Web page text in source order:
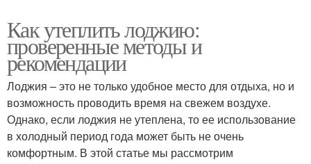
Как утеплить лоджию:
проверенные методы и
рекомендации
Лоджия – это не только удобное место для отдыха, но и
возможность проводить время на свежем воздухе.
Однако, если лоджия не утеплена, то ее использование
в холодный период года может быть не очень
комфортным. В этой статье мы рассмотрим